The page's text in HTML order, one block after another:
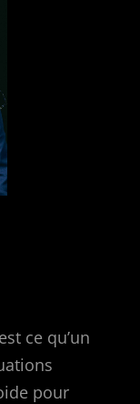
ce qu’un
pour